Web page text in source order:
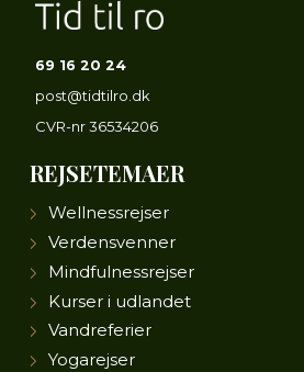
69 16 20 24
post@tidtilro.dk
CVR-nr 36534206
REJSETEMAER
Wellnessrejser
Verdensvenner
Mindfulnessrejser
Kurser i udlandet
Vandreferier
Yogarejser